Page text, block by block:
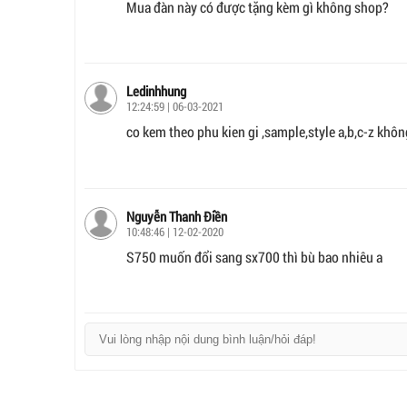
Mua đàn này có được tặng kèm gì không shop?
Ledinhhung
12:24:59 | 06-03-2021
co kem theo phu kien gi ,sample,style a,b,c-z
Nguyễn Thanh Điền
10:48:46 | 12-02-2020
S750 muốn đổi sang sx700 thì bù bao nhiêu a